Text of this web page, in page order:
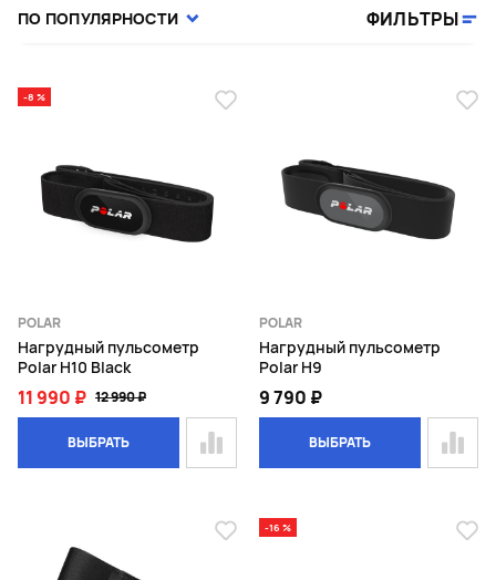
ПО ПОПУЛЯРНОСТИ ФИЛЬТРЫ
-8 %
POLAR
Нагрудный пульсометр
Polar H10 Black
11 990 ₽ 12 990 ₽
ВЫБРАТЬ
POLAR
Нагрудный пульсометр
Polar H9
9 790 ₽
ВЫБРАТЬ
-16 %